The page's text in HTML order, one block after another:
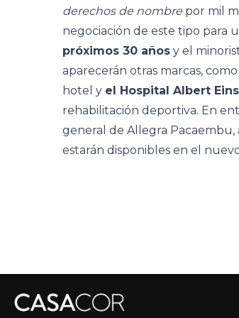
derechos de nombre por mil
negociación de este tipo para
próximos 30 años y el
aparecerán otras marcas, como
hotel y el Hospital Albert
rehabilitación deportiva. En
general de Allegra Pacaembu,
estarán disponibles en el